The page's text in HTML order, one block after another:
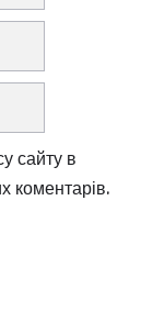
сайту в
коментарів.